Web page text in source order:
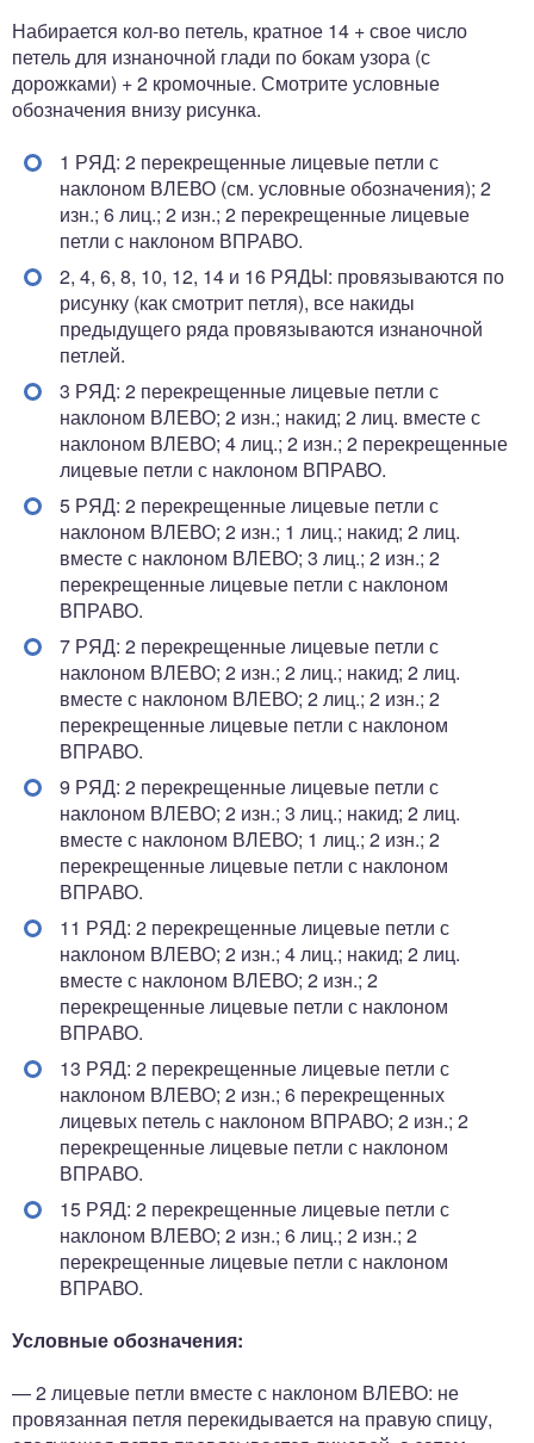
Набирается кол-во петель, кратное 14 + свое число
петель для изнаночной глади по бокам узора (с
дорожками) + 2 кромочные. Смотрите условные
обозначения внизу рисунка.
1 РЯД: 2 перекрещенные лицевые петли с
наклоном ВЛЕВО (см. условные обозначения); 2
изн.; 6 лиц.; 2 изн.; 2 перекрещенные лицевые
петли с наклоном ВПРАВО.
2, 4, 6, 8, 10, 12, 14 и 16 РЯДЫ: провязываются по
рисунку (как смотрит петля), все накиды
предыдущего ряда провязываются изнаночной
петлей.
3 РЯД: 2 перекрещенные лицевые петли с
наклоном ВЛЕВО; 2 изн.; накид; 2 лиц. вместе с
наклоном ВЛЕВО; 4 лиц.; 2 изн.; 2 перекрещенные
лицевые петли с наклоном ВПРАВО.
5 РЯД: 2 перекрещенные лицевые петли с
наклоном ВЛЕВО; 2 изн.; 1 лиц.; накид; 2 лиц.
вместе с наклоном ВЛЕВО; 3 лиц.; 2 изн.; 2
перекрещенные лицевые петли с наклоном
ВПРАВО.
7 РЯД: 2 перекрещенные лицевые петли с
наклоном ВЛЕВО; 2 изн.; 2 лиц.; накид; 2 лиц.
вместе с наклоном ВЛЕВО; 2 лиц.; 2 изн.; 2
перекрещенные лицевые петли с наклоном
ВПРАВО.
9 РЯД: 2 перекрещенные лицевые петли с
наклоном ВЛЕВО; 2 изн.; 3 лиц.; накид; 2 лиц.
вместе с наклоном ВЛЕВО; 1 лиц.; 2 изн.; 2
перекрещенные лицевые петли с наклоном
ВПРАВО.
11 РЯД: 2 перекрещенные лицевые петли с
наклоном ВЛЕВО; 2 изн.; 4 лиц.; накид; 2 лиц.
вместе с наклоном ВЛЕВО; 2 изн.; 2
перекрещенные лицевые петли с наклоном
ВПРАВО.
13 РЯД: 2 перекрещенные лицевые петли с
наклоном ВЛЕВО; 2 изн.; 6 перекрещенных
лицевых петель с наклоном ВПРАВО; 2 изн.; 2
перекрещенные лицевые петли с наклоном
ВПРАВО.
15 РЯД: 2 перекрещенные лицевые петли с
наклоном ВЛЕВО; 2 изн.; 6 лиц.; 2 изн.; 2
перекрещенные лицевые петли с наклоном
ВПРАВО.
Условные обозначения:
— 2 лицевые петли вместе с наклоном ВЛЕВО: не
провязанная петля перекидывается на правую спицу,